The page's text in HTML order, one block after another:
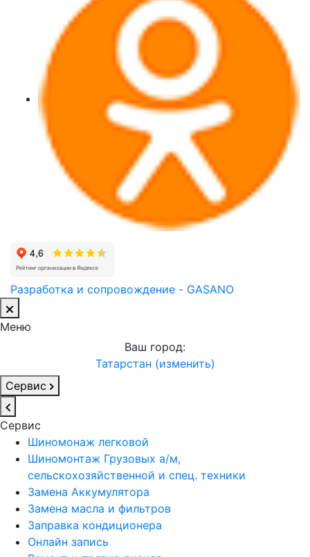
Разработка и сопровождение - GASANO
Меню
Ваш город:
Татарстан (изменить)
Сервис
Сервис
Шиномонаж легковой
Шиномонтаж Грузовых а/м,
сельскохозяйственной и спец. техники
Замена Аккумулятора
Замена масла и фильтров
Заправка кондиционера
Онлайн запись